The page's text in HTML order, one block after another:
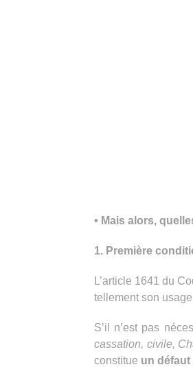
• Mais alors,
1. Première
L’article 1641 du
tellement son
S’il n’est pas
cassation, civile,
constitue un